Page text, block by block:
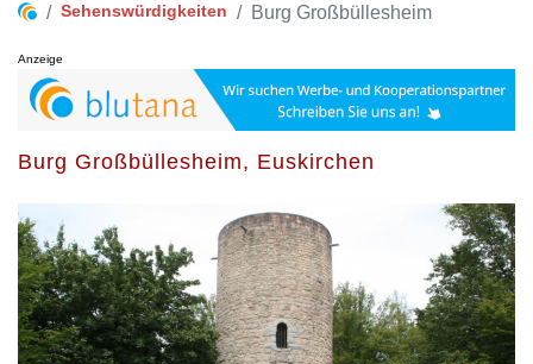
Sehenswürdigkeiten Burg Großbüllesheim
Anzeige
Burg Großbüllesheim, Euskirchen